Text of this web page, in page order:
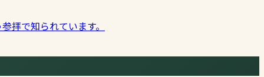
拝で知られています。